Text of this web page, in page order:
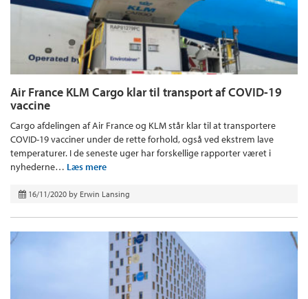
Air France KLM Cargo klar til transport af COVID-19
vaccine
Cargo afdelingen af Air France og KLM står klar til at transportere
COVID-19 vacciner under de rette forhold, også ved ekstrem lave
temperaturer. I de seneste uger har forskellige rapporter været i
nyhederne… Læs mere
16/11/2020 by Erwin Lansing